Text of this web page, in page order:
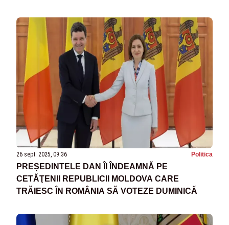
26 sept. 2025, 09:36 Politica
PREȘEDINTELE DAN ÎI ÎNDEAMNĂ PE
CETĂŢENII REPUBLICII MOLDOVA CARE
TRĂIESC ÎN ROMÂNIA SĂ VOTEZE DUMINICĂ